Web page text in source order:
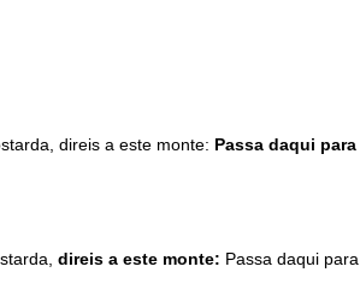
direis a este monte: Passa daqui para
direis a este monte: Passa daqui para